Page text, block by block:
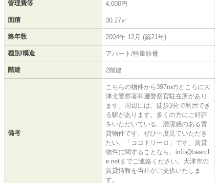
管理費等 4,000円
面積 30.27㎡
築年数 2004年 12月 (築21年)
種別/構造 アパート/軽量鉄骨
階建 2階建
備考
こちらの物件から397mのところに大
津北警察署和邇警察官駐在所があり
ます。周辺には、徒歩3分で利用でき
る駅があります。多くの方にご好評
をいただいている、清潔感のある賃
貸物件です。ぜひ一度見ていただき
たい、「ココドリーロ」です。賃貸
物件に関することなら、info@bearcl
e.netまでご連絡ください。大津市の
賃貸情報を当社がご提供いたしま
す。